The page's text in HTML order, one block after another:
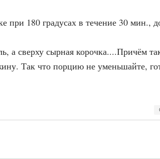
180 градусах в течение 30 мин.,
а сверху сырная корочка....Причём
Так что порцию не уменьшайте,